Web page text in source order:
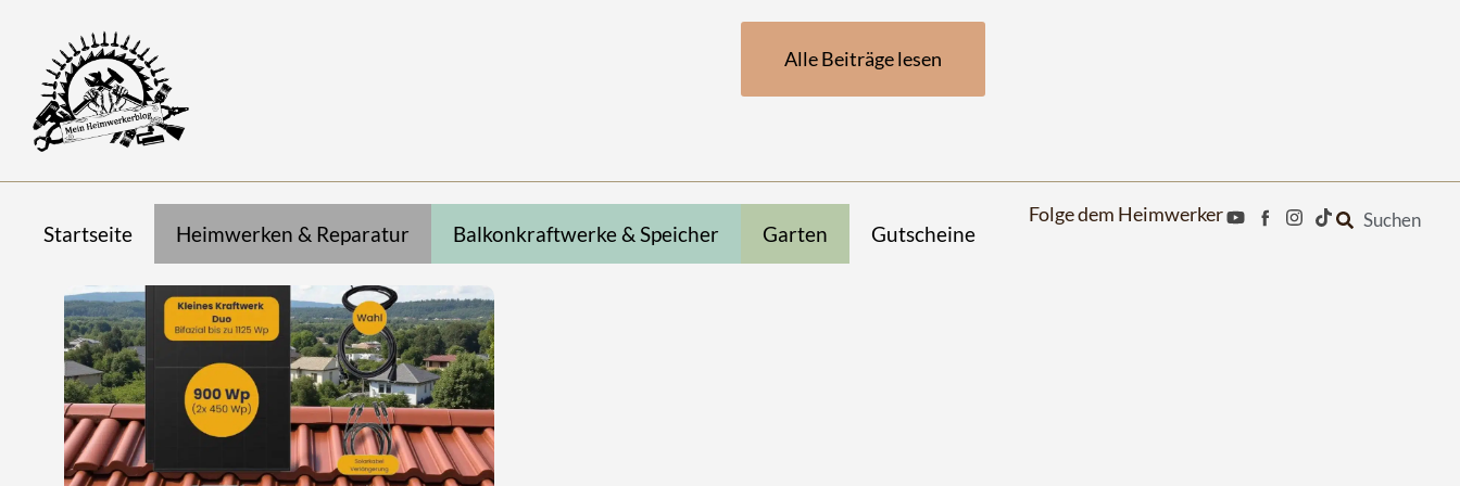
Alle Beiträge lesen
Startseite Heimwerken & Reparatur Balkonkraftwerke & Speicher Garten Gutscheine
Folge dem Heimwerker Suchen